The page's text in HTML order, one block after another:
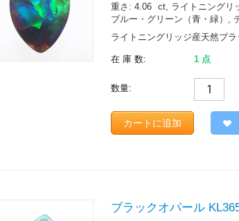
重さ: 4.06 ct , ライトニング
ブルー・グリーン（青・緑）,
ライトニングリッジ産天然ブ
在 庫 数: 1 点
数量:
カートに追加
ブラックオパール